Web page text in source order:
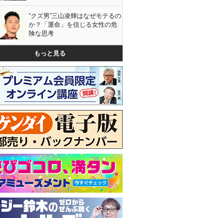
“クズ男”三山凌輝はなぜモテるの
か？「運命」を信じる女性の危
険な思考
もっと見る